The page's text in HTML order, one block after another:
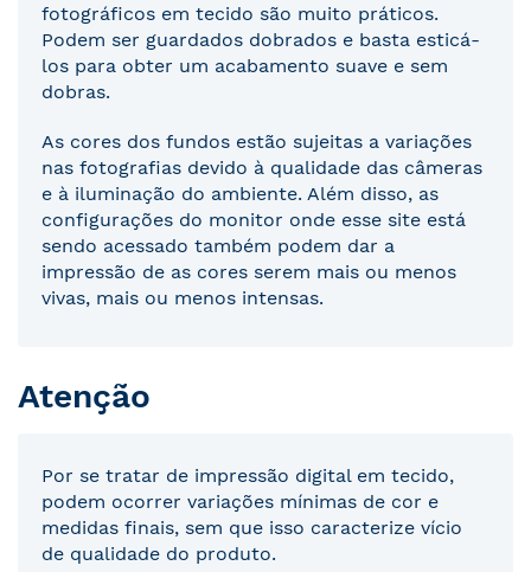
fotográficos em tecido são muito práticos.
Podem ser guardados dobrados e basta esticá-
los para obter um acabamento suave e sem
dobras.
As cores dos fundos estão sujeitas a variações
nas fotografias devido à qualidade das câmeras
e à iluminação do ambiente. Além disso, as
configurações do monitor onde esse site está
sendo acessado também podem dar a
impressão de as cores serem mais ou menos
vivas, mais ou menos intensas.
Atenção
Por se tratar de impressão digital em tecido,
podem ocorrer variações mínimas de cor e
medidas finais, sem que isso caracterize vício
de qualidade do produto.